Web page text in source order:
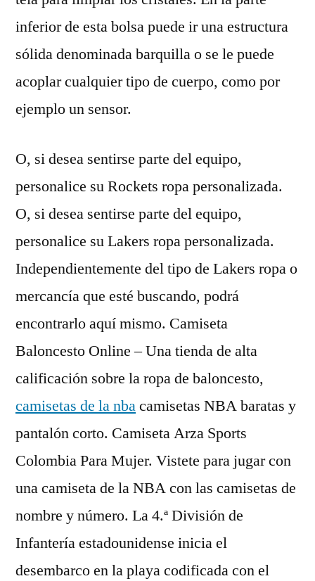
inferior de esta bolsa puede ir una estructura
sólida denominada barquilla o se le puede
acoplar cualquier tipo de cuerpo, como por
ejemplo un sensor.
O, si desea sentirse parte del equipo,
personalice su Rockets ropa personalizada.
O, si desea sentirse parte del equipo,
personalice su Lakers ropa personalizada.
Independientemente del tipo de Lakers ropa o
mercancía que esté buscando, podrá
encontrarlo aquí mismo. Camiseta
Baloncesto Online – Una tienda de alta
calificación sobre la ropa de baloncesto,
camisetas de la nbacamisetas NBA baratas y
pantalón corto. Camiseta Arza Sports
Colombia Para Mujer. Vistete para jugar con
una camiseta de la NBA con las camisetas de
nombre y número. La 4.ª División de
Infantería estadounidense inicia el
desembarco en la playa codificada con el